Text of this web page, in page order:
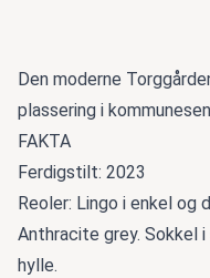
Den moderne
plassering i
FAKTA
Ferdigstilt: 2023
Reoler: Lingo i enkel
Anthracite grey. Sokkel
hylle.